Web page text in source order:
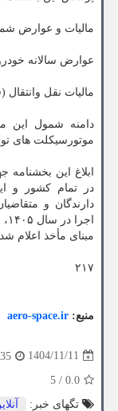
مالیات و عوارض
عوارض سالانه
مالیات نقل
دامنه شمول این
موتورسیکلت های
ابلاغ این
در تمام کشور و
دارندگان و
مبنای مأخذ اعلام
۲۱۷
منبع: aero-space.ir
1404/11/11
0.0
/
5
تگهای خبر: